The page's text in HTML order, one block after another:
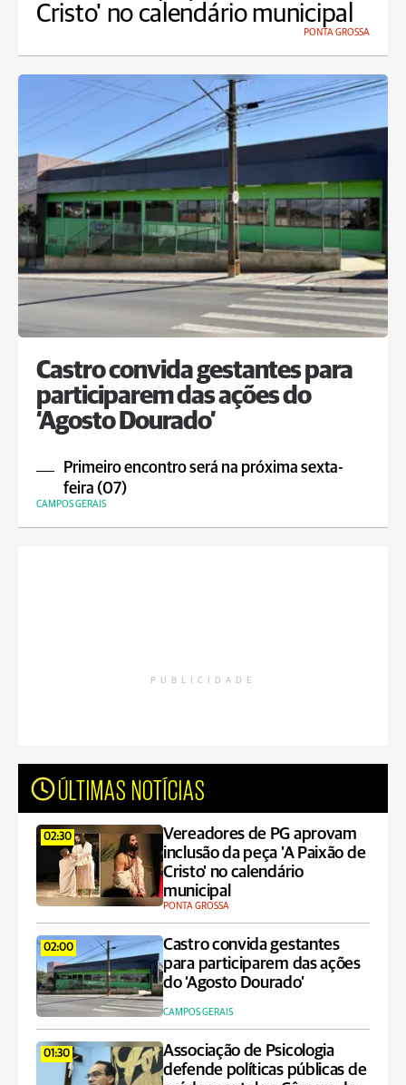
Cristo' no calendário municipal
PONTA GROSSA
Castro convida gestantes para
participarem das ações do
‘Agosto Dourado’
Primeiro encontro será na próxima sexta-
feira (07)
CAMPOS GERAIS
PUBLICIDADE
ÚLTIMAS NOTÍCIAS
02:30
Vereadores de PG aprovam
inclusão da peça 'A Paixão de
Cristo' no calendário
municipal
PONTA GROSSA
02:00
Castro convida gestantes
para participarem das ações
do ‘Agosto Dourado’
CAMPOS GERAIS
01:30
Associação de Psicologia
defende políticas públicas de